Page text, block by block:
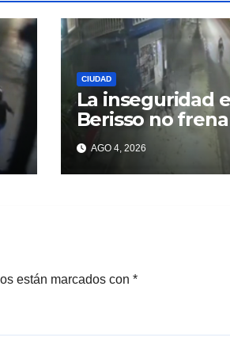
CIUDAD
La inseguridad
Berisso no frena
AGO 4, 2026
están marcados con *